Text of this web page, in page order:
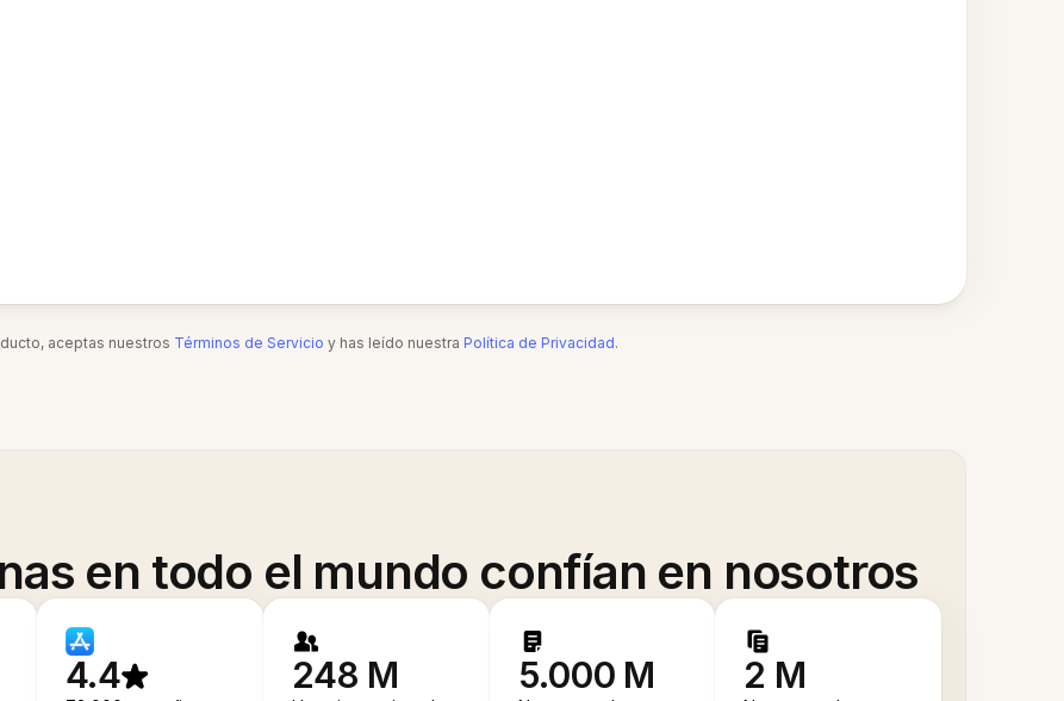
aceptas nuestros Términos de Servicio y has leído nuestra Política de Privacidad.
en todo el mundo confían en nosotros
4.4 248 M 5.000 M 2 M